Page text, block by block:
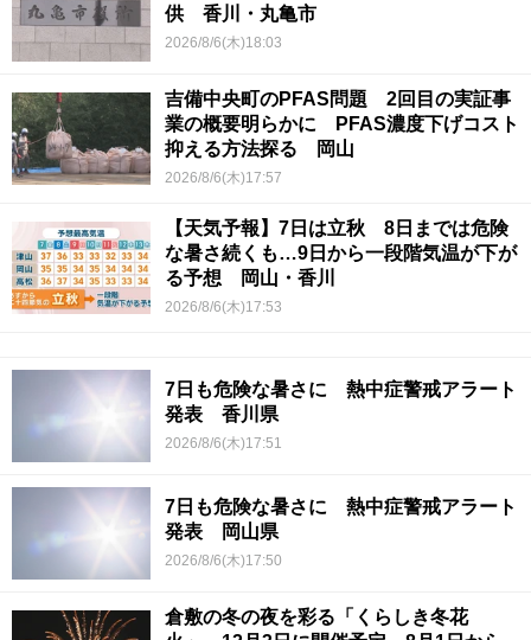
供 香川・丸亀市
2026/8/6(木)18:03
吉備中央町のPFAS問題 2回目の実証事
業の概要明らかに PFAS濃度下げコスト
抑える方法探る 岡山
2026/8/6(木)17:57
【天気予報】7日は立秋 8日までは危険
な暑さ続くも…9日から一段階気温が下が
る予想 岡山・香川
2026/8/6(木)17:53
7日も危険な暑さに 熱中症警戒アラート
発表 香川県
2026/8/6(木)17:51
7日も危険な暑さに 熱中症警戒アラート
発表 岡山県
2026/8/6(木)17:50
倉敷の冬の夜を彩る「くらしき冬花